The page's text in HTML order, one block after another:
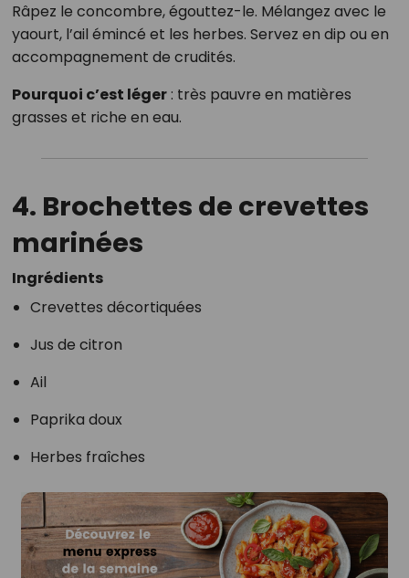
Râpez le concombre, égouttez-le. Mélangez avec le
yaourt, l’ail émincé et les herbes. Servez en dip ou en
accompagnement de crudités.
Pourquoi c’est léger: très pauvre en matières
grasses et riche en eau.
4. Brochettes de crevettes
marinées
Ingrédients
Crevettes décortiquées
Jus de citron
Ail
Paprika doux
Herbes fraîches